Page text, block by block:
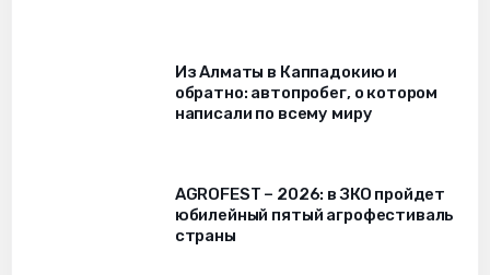
Из Алматы в Каппадокию и
обратно: автопробег, о котором
написали по всему миру
AGROFEST – 2026: в ЗКО пройдет
юбилейный пятый агрофестиваль
страны